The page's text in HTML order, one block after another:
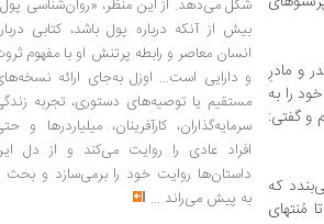
و مادرِ
را به
و گفتی:
که
مُنتهای
شکل می‌دهد. از این منظر، «روان‌شناسی
بیش از آنکه درباره پول باشد، کتابی
انسان معاصر و رابطه پرتنش او با مفهوم
و دارایی است... اوزل به‌جای ارائه
مستقیم یا توصیه‌های دستوری، تجربه
سرمایه‌گذاران، کارآفرینان، میلیاردرها و
افراد عادی را روایت می‌کند و از دل
داستان‌ها روایت خود را برمی‌سازد و بحث
به پیش می‌راند ...